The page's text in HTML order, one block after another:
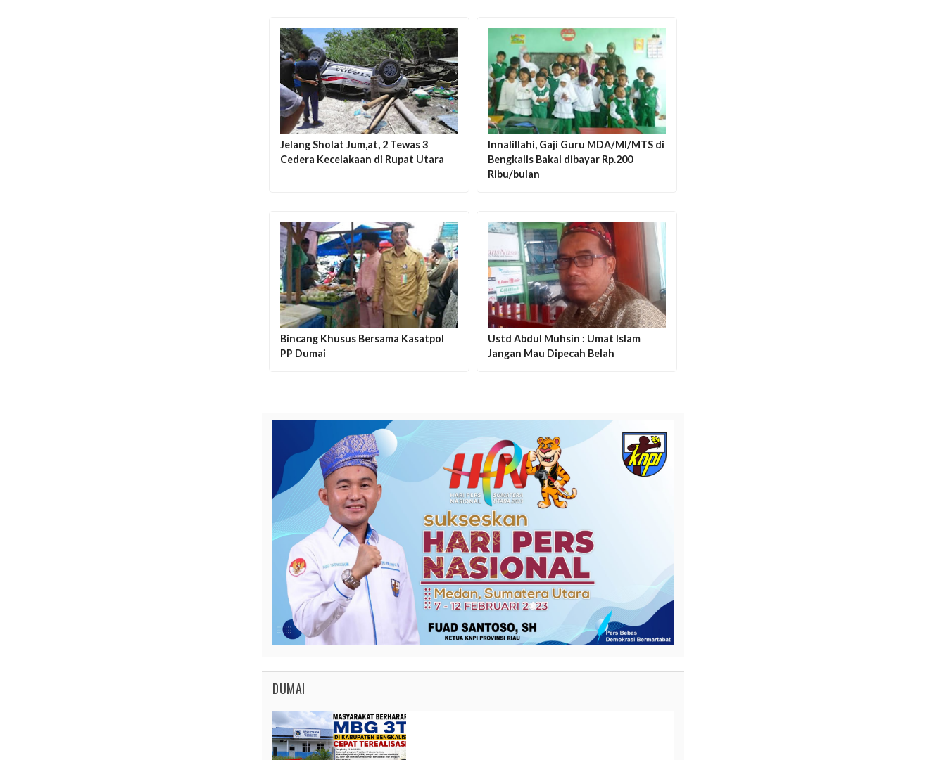
Jelang Sholat Jum,at, 2 Tewas 3
Cedera Kecelakaan di Rupat Utara
Innalillahi, Gaji Guru MDA/MI/MTS di
Bengkalis Bakal dibayar Rp.200
Ribu/bulan
Bincang Khusus Bersama Kasatpol
PP Dumai
Ustd Abdul Muhsin : Umat Islam
Jangan Mau Dipecah Belah
DUMAI